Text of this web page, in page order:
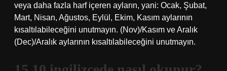
veya daha fazla harf içeren ayların, yani: Ocak, Şubat,
Mart, Nisan, Ağustos, Eylül, Ekim, Kasım aylarının
kısaltılabileceğini unutmayın. (Nov)/Kasım ve Aralık
(Dec)/Aralık aylarının kısaltılabileceğini unutmayın.